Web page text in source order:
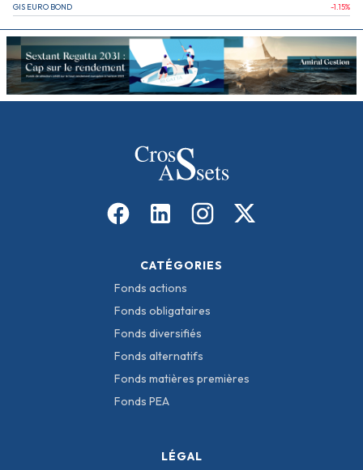
GIS EURO BOND
-1.15%
CATÉGORIES
Fonds actions
Fonds obligataires
Fonds diversifiés
Fonds alternatifs
Fonds matières premières
Fonds PEA
LÉGAL